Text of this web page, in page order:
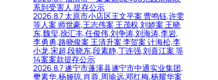
系到受害人,提存公示
2026.8.7 太原市小店区王文平案 曹鸣钰,许雯
等人案 师世豪,王志伟案 王茂权,刘娇案 王晓
东,魏玺,徐汇丰,任俊伟,刘争涛,刘海涛,李岩,
李勇勇,路晓俊案 王清升案 李贺案 计海松,李
小龙,宋超,段晓东,段素静,丁连强,刘喜江案 等
14案案款提存公示
2026.8.7 遂宁市蓬溪县遂宁市中通实业集团,
樊素华,杨娅琼,肖蓉,周瑜远,邓红梅,杨耀华案